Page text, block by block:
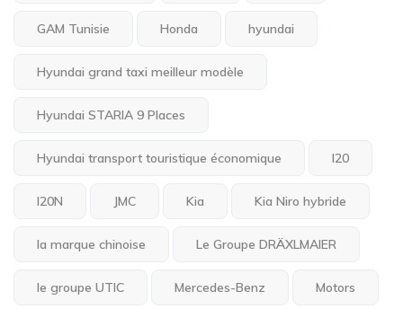
GAM Tunisie Honda hyundai
Hyundai grand taxi meilleur modèle
Hyundai STARIA 9 Places
Hyundai transport touristique économique I20
I20N JMC Kia Kia Niro hybride
la marque chinoise Le Groupe DRÄXLMAIER
le groupe UTIC Mercedes-Benz Motors